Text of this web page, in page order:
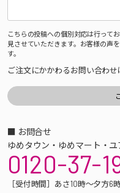
こちらの投稿への個別対応は行って
見させていただきます。お客様の声
す。
ご注文にかかわるお問い合わせ
■ お問合せ
ゆめタウン・ゆめマート・ユ
0120-37-
［受付時間］あさ10時～夕方6